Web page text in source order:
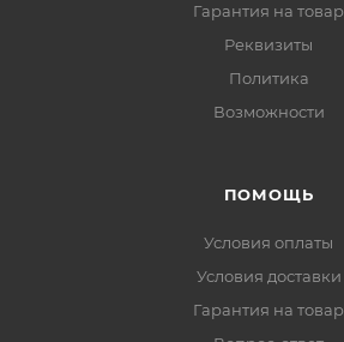
Гарантия на товар
Реквизиты
Политика
Возможности
ПОМОЩЬ
Условия оплаты
Условия доставки
Гарантия на товар